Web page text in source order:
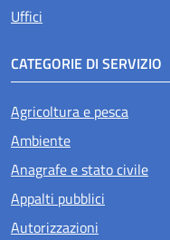
Uffici
CATEGORIE DI SERVIZIO
Agricoltura e pesca
Ambiente
Anagrafe e stato civile
Appalti pubblici
Autorizzazioni